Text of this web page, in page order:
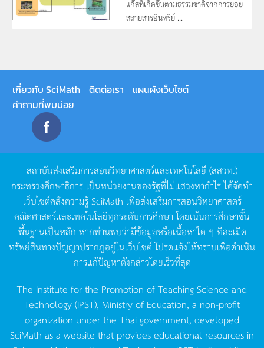
แก๊สที่เกิดขึ้นตามธรรมชาติจากการย่อย
สลายสารอินทรีย์ ...
เกี่ยวกับ SciMath ติดต่อเรา
แผนผังเว็บไซต์
คำถามที่พบบ่อย
สถาบันส่งเสริมการสอนวิทยาศาสตร์และเทคโนโลยี (สสวท.)
กระทรวงศึกษาธิการ เป็นหน่วยงานของรัฐที่ไม่แสวงหากำไรได้จัดทำ
เว็บไซต์คลังความรู้SciMath เพื่อส่งเสริมการสอนวิทยาศาสตร์
คณิตศาสตร์และเทคโนโลยีทุกระดับการศึกษา โดยเน้นการศึกษาขั้น
พื้นฐานเป็นหลัก หากท่านพบว่ามีข้อมูลหรือเนื้อหาใด ๆ ที่ละเมิด
ทรัพย์สินทางปัญญาปรากฏอยู่ในเว็บไซต์โปรดแจ้งให้ทราบเพื่อดำเนิน
การแก้ปัญหาดังกล่าวโดยเร็วที่สุด
The Institute for the Promotion of Teaching Science and
Technology (IPST), Ministry of Education, a non-profit
organization under the Thai government, developed
SciMath as a website that provides educational resources in